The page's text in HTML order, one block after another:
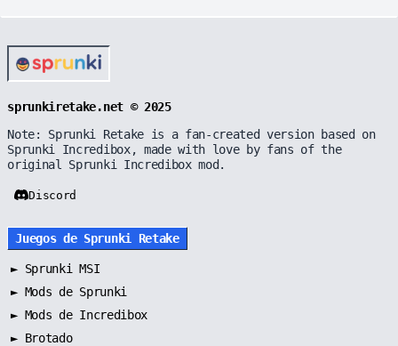
sprunkiretake.net © 2025
Note: Sprunki Retake is a fan-created version based on
Sprunki Incredibox, made with love by fans of the
original Sprunki Incredibox mod.
Discord
Juegos de Sprunki Retake
► Sprunki MSI
► Mods de Sprunki
► Mods de Incredibox
► Brotado